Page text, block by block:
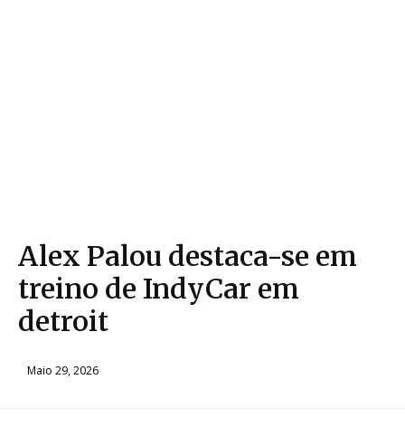
Alex Palou destaca-se em
treino de IndyCar em
detroit
Maio 29, 2026